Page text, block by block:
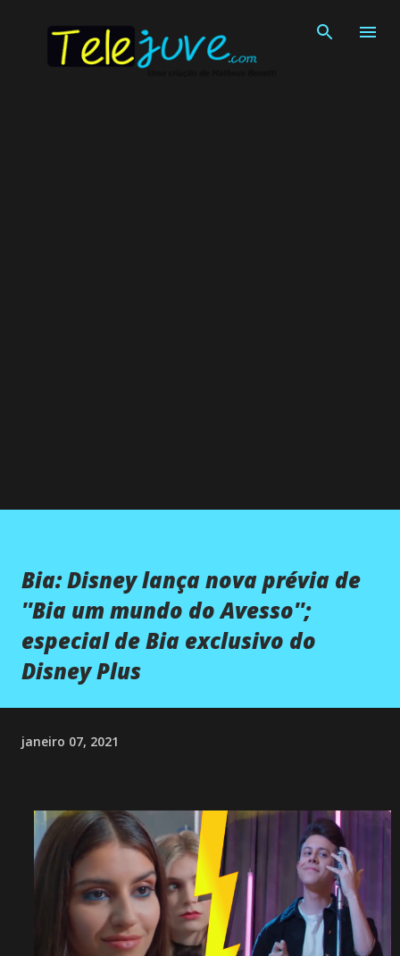
Bia: Disney lança nova prévia de
''Bia um mundo do Avesso'';
especial de Bia exclusivo do
Disney Plus
janeiro 07, 2021